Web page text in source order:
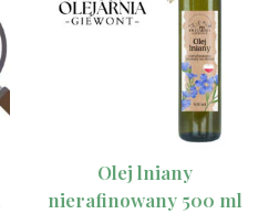
Olej lniany
nierafinowany 500 ml